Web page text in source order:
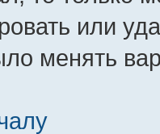
или
менять